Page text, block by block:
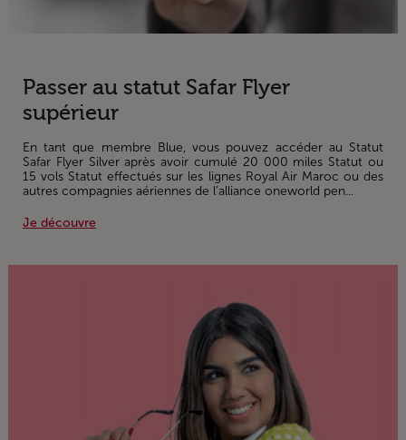
Passer au statut Safar Flyer
supérieur
En tant que membre Blue, vous pouvez accéder au Statut
Safar Flyer Silver après avoir cumulé 20 000 miles Statut ou
15 vols Statut effectués sur les lignes Royal Air Maroc ou des
autres compagnies aériennes de l’alliance oneworld pen...
Je découvre